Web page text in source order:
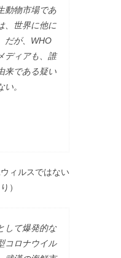
動物市場であ
、世界に他に
だが、WHO
ディアも、誰
来である疑い
。
ィルスではない
）
して爆発的な
コロナウイル